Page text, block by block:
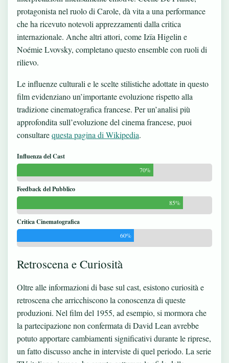
protagonista nel ruolo di Carole, dà vita a una performance
che ha ricevuto notevoli apprezzamenti dalla critica
internazionale. Anche altri attori, come Izïa Higelin e
Noémie Lvovsky, completano questo ensemble con ruoli di
rilievo.
Le influenze culturali e le scelte stilistiche adottate in questo
film evidenziano un’importante evoluzione rispetto alla
tradizione cinematografica francese. Per un’analisi più
approfondita sull’evoluzione del cinema francese, puoi
consultarequesta pagina di Wikipedia.
Influenza del Cast
70%
Feedback del Pubblico
85%
Critica Cinematografica
60%
Retroscena e Curiosità
Oltre alle informazioni di base sul cast, esistono curiosità e
retroscena che arricchiscono la conoscenza di queste
produzioni. Nel film del 1955, ad esempio, si mormora che
la partecipazione non confermata di David Lean avrebbe
potuto apportare cambiamenti significativi durante le riprese,
un fatto discusso anche in interviste di quel periodo. La serie